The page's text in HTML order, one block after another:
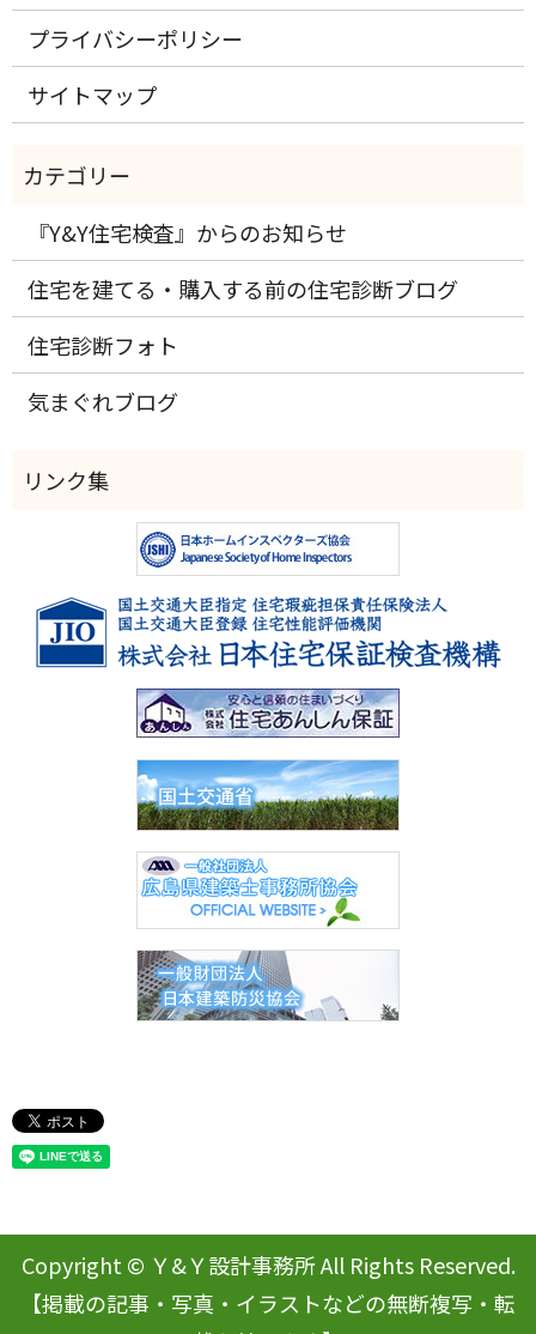
プライバシーポリシー
サイトマップ
『Y&Y住宅検査』からのお知らせ
住宅を建てる・購入する前の住宅診断ブログ
住宅診断フォト
気まぐれブログ
Copyright © Ｙ&Ｙ設計事務所 All Rights Reserved.
【掲載の記事・写真・イラストなどの無断複写・転